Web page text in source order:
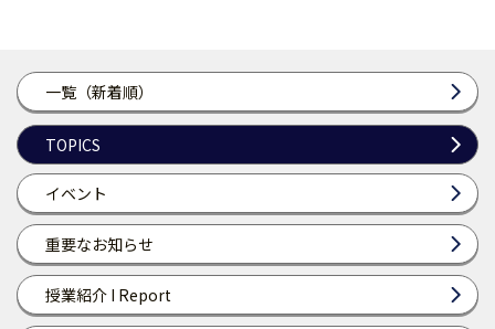
一覧（新着順）
TOPICS
イベント
重要なお知らせ
授業紹介 I Report